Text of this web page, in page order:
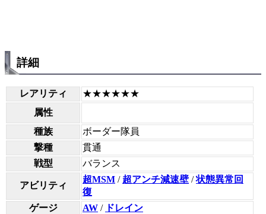
詳細
レアリティ
★★★★★★
属性
種族
ボーダー隊員
撃種
貫通
戦型
バランス
アビリティ
超MSM / 超アンチ減速壁 /状態異常回
復
ゲージ
AW / ドレイン